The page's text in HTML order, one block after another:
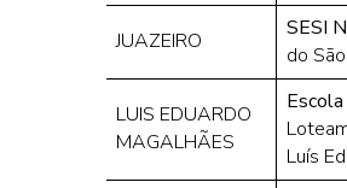
JUAZEIRO SESI
do
LUIS EDUARDO
MAGALHÃES
Luís